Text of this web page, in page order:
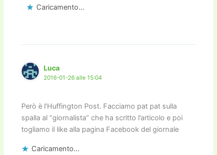
Caricamento...
Luca
2016-01-26 alle 15:04
Però è l’Huffington Post. Facciamo pat pat sulla
spalla al “giornalista” che ha scritto l’articolo e poi
togliamo il like alla pagina Facebook del giornale
Caricamento...